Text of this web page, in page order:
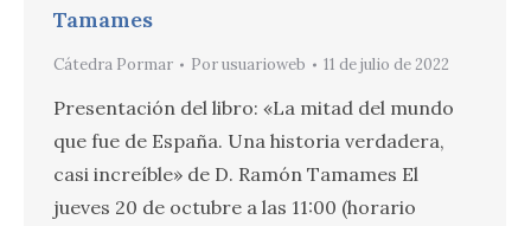
Tamames
Cátedra Pormar Porusuarioweb 11 de julio de 2022
Presentación del libro: «La mitad del mundo
que fue de España. Una historia verdadera,
casi increíble» de D. Ramón Tamames El
jueves 20 de octubre a las 11:00 (horario